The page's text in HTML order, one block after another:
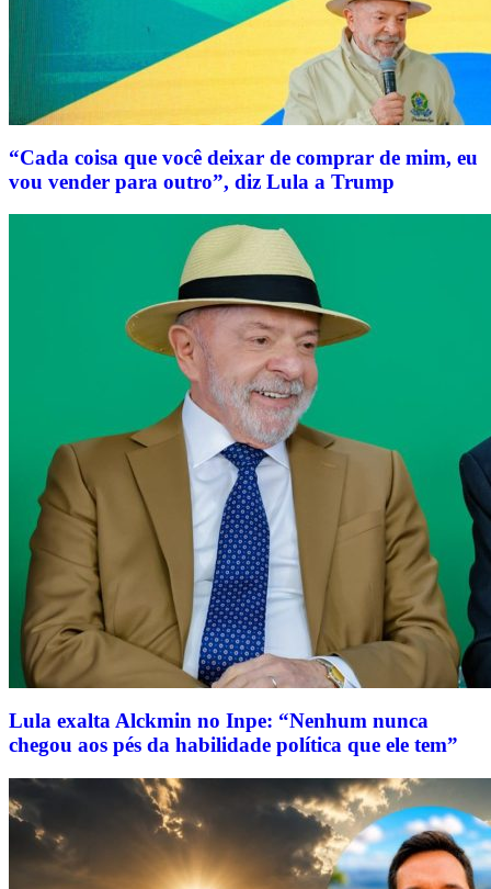
“Cada coisa que você deixar de comprar de mim, eu
vou vender para outro”, diz Lula a Trump
Lula exalta Alckmin no Inpe: “Nenhum nunca
chegou aos pés da habilidade política que ele tem”